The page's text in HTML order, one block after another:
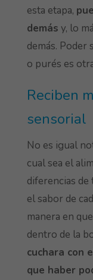
esta etapa,
demás y, lo
demás. Poder
o purés es
Reciben
sensorial
No es igual
cual sea el
diferencias
el sabor de
manera en
dentro de la
cuchara con
que haber